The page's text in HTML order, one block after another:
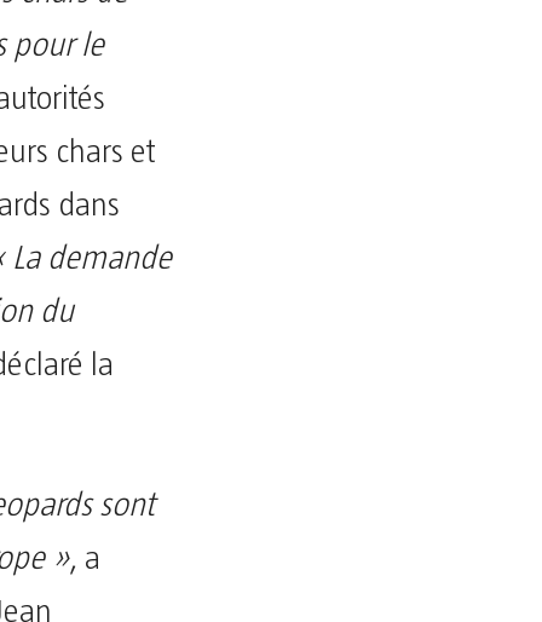
pour le
chars et
dans
La demande
du
la
sont
», a